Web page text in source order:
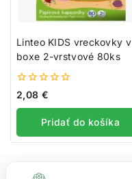
Linteo KIDS vreckovky v
boxe 2-vrstvové 80ks
0
5
2,08 €
Pridať do košíka